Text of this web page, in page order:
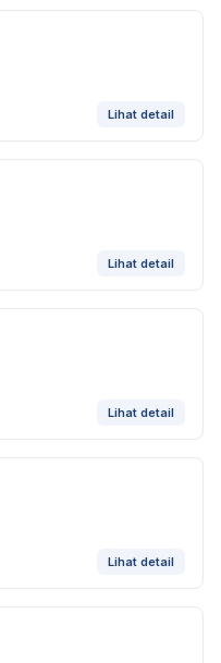
Lihat detail
Lihat detail
Lihat detail
Lihat detail